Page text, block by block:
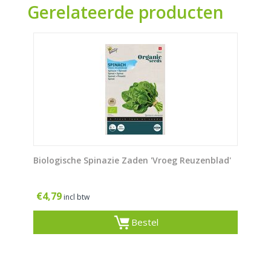
Gerelateerde producten
Biologische Spinazie Zaden 'Vroeg Reuzenblad'
€4,79 incl btw
Bestel